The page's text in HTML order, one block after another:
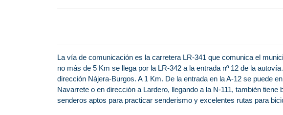
La vía de comunicación es la carretera LR-341 que comunica el
no más de 5 Km se llega por la LR-342 a la entrada nº 12 de la
dirección Nájera-Burgos. A 1 Km. De la entrada en la A-12 se puede
Navarrete o en dirección a Lardero, llegando a la N-111, también
senderos aptos para practicar senderismo y excelentes rutas para